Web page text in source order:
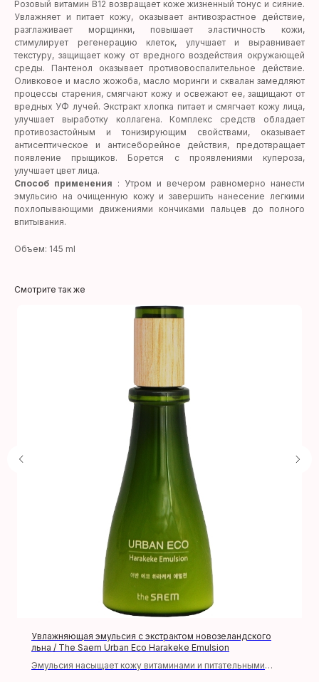
Розовый витамин B12 возвращает коже жизненный тонус и сияние.
Увлажняет и питает кожу, оказывает антивозрастное действие,
разглаживает морщинки, повышает эластичность кожи,
стимулирует регенерацию клеток, улучшает и выравнивает
текстуру, защищает кожу от вредного воздействия окружающей
среды. Пантенол оказывает противовоспалительное действие.
Оливковое и масло жожоба, масло моринги и сквалан замедляют
процессы старения, смягчают кожу и освежают ее, защищают от
вредных УФ лучей. Экстракт хлопка питает и смягчает кожу лица,
улучшает выработку коллагена. Комплекс средств обладает
противозастойным и тонизирующим свойствами, оказывает
антисептическое и антисеборейное действия, предотвращает
появление прыщиков. Борется с проявлениями купероза,
улучшает цвет лица.
Способ применения : Утром и вечером равномерно нанести
эмульсию на очищенную кожу и завершить нанесение легкими
похлопывающими движениями кончиками пальцев до полного
впитывания.
Объем: 145 ml
Смотрите так же
Увлажняющая эмульсия с экстрактом новозеландского
льна / The Saem Urban Eco Harakeke Emulsion
Эмульсия насыщает кожу витаминами и питательными
МАСКИ
Производители
Оплата и доставка
Правила
+7 (929) 901 4375
МАКИЯЖ